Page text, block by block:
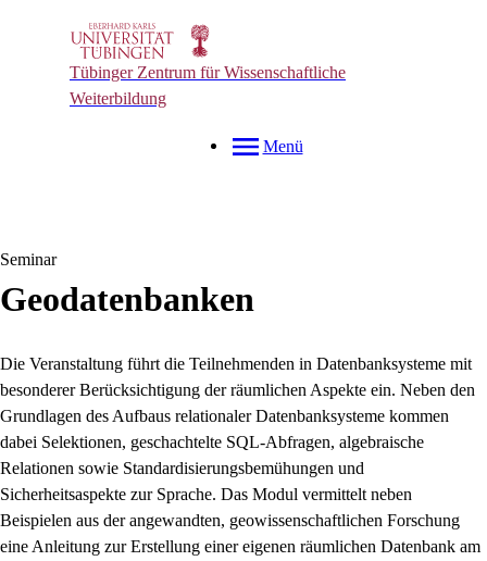
Tübinger Zentrum für Wissenschaftliche
Weiterbildung
Menü
Seminar
Geodatenbanken
Die Veranstaltung führt die Teilnehmenden in Datenbanksysteme mit
besonderer Berücksichtigung der räumlichen Aspekte ein. Neben den
Grundlagen des Aufbaus relationaler Datenbanksysteme kommen
dabei Selektionen, geschachtelte SQL-Abfragen, algebraische
Relationen sowie Standardisierungsbemühungen und
Sicherheitsaspekte zur Sprache. Das Modul vermittelt neben
Beispielen aus der angewandten, geowissenschaftlichen Forschung
eine Anleitung zur Erstellung einer eigenen räumlichen Datenbank am